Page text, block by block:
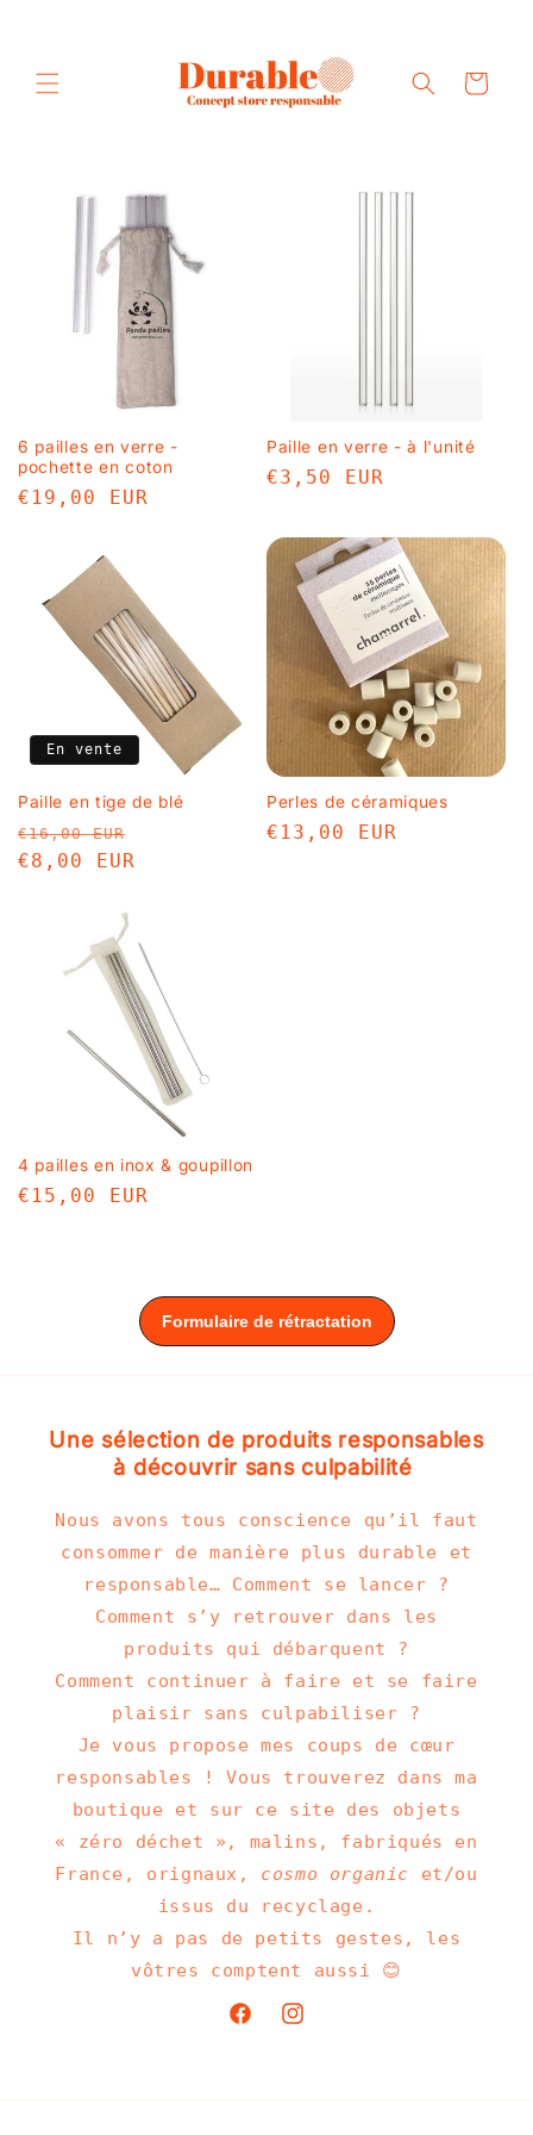
contenu
Panier
6 pailles en verre -
pochette en coton
Prix
€19,00 EUR
Paille en verre - à l'unité
Prix
€3,50 EUR
En vente
Paille en tige de blé
Prix
habituel
€16,00 EUR
€8,00 EUR
Perles de céramiques
Prix
€13,00 EUR
4 pailles en inox & goupillon
Prix
€15,00 EUR
Une sélection de produits responsables
à découvrir sans culpabilité
Nous avons tous conscience qu’il faut
consommer de manière plus durable et
responsable… Comment se lancer ?
Comment s’y retrouver dans les
produits qui débarquent ?
Comment continuer à faire et se faire
plaisir sans culpabiliser ?
Je vous propose mes coups de cœur
responsables ! Vous trouverez dans ma
boutique et sur ce site des objets
« zéro déchet », malins, fabriqués en
France, orignaux, cosmo organic et/ou
issus du recyclage.
Il n’y a pas de petits gestes, les
vôtres comptent aussi 😊
FacebookInstagram